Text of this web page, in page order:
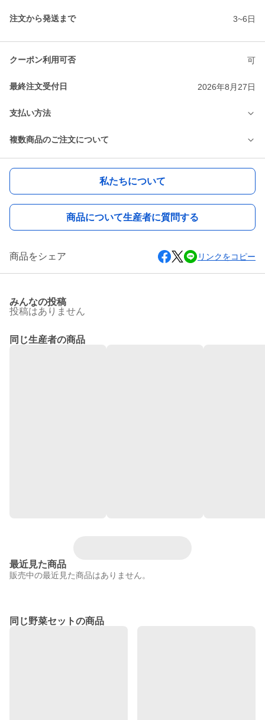
注文から発送まで 3~6日
クーポン利用可否 可
最終注文受付日 2026年8月27日
支払い方法
複数商品のご注文について
私たちについて
商品について生産者に質問する
商品をシェア リンクをコピー
みんなの投稿
投稿はありません
同じ生産者の商品
最近見た商品
販売中の最近見た商品はありません。
同じ野菜セットの商品